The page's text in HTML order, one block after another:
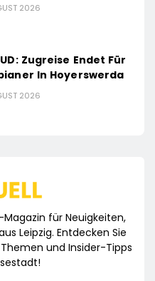
2026
Zugreise Endet Für
In Hoyerswerda
2026
für Neuigkeiten,
Leipzig. Entdecken Sie
und Insider-Tipps